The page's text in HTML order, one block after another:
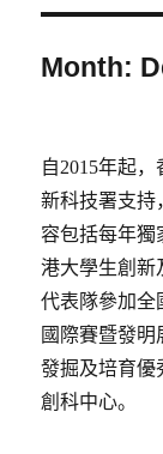
content
Month:
自2015年起
新科技署支持
容包括每年獨
港大學生創新
代表隊參加全
國際賽暨發
發掘及培育優
創科中心。